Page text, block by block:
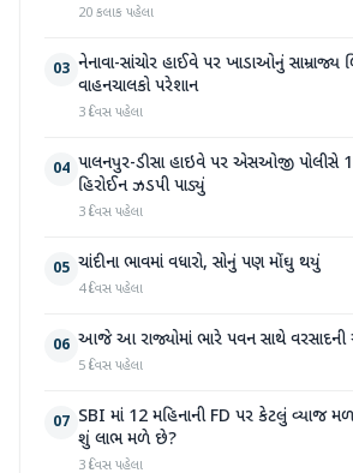
20 કલાક પહેલા
03 નેનાવા-સાંચોર હાઈવે પર ખાડાઓનું સામ્રાજ્ય
વાહનચાલકો પરેશાન
3 દિવસ પહેલા
04 પાલનપુર-ડીસા હાઇવે પર એસઓજી પોલીસે
હિરોઈન ઝડપી પાડ્યું
3 દિવસ પહેલા
05 ચાંદીના ભાવમાં વધારો, સોનું પણ મોંઘુ થયું
4 દિવસ પહેલા
06 આજે આ રાજ્યોમાં ભારે પવન સાથે
5 દિવસ પહેલા
07 SBI માં 12 મહિનાની FD પર કેટલું વ્યાજ
શું લાભ મળે છે?
3 દિવસ પહેલા